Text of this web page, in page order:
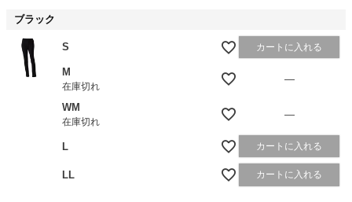
ブラック
S カートに入れる
M
在庫切れ
—
WM
在庫切れ
—
L カートに入れる
LL カートに入れる